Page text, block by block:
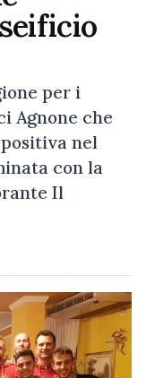
per i
Agnone che
nel
con la
Il